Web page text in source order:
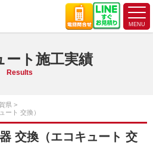
ート施工実績
Results
県
ート 交換）
交換（エコキュート 交